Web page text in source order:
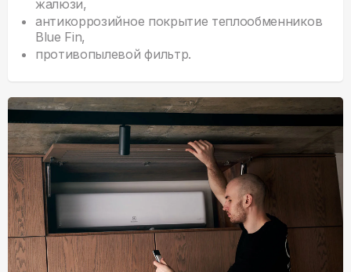
жалюзи,
антикоррозийное покрытие теплообменников
Blue Fin,
противопылевой фильтр.